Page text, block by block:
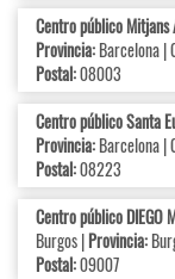
Centro público Mitjans
Provincia:Barcelona |
Postal:08003
Centro público Santa
Provincia:Barcelona |
Postal:08223
Centro público DIEGO
Burgos |Provincia:
Postal:09007